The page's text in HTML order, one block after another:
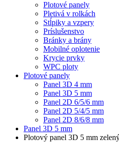
Plotové panely
Pletivá v rolkách
Stĺpiky a vzpery
Príslušenstvo
Bránky a brány
Mobilné oplotenie
Krycie prvky
WPC ploty
Plotové panely
Panel 3D 4 mm
Panel 3D 5 mm
Panel 2D 6/5/6 mm
Panel 2D 5/4/5 mm
Panel 2D 8/6/8 mm
Panel 3D 5 mm
Plotový panel 3D 5 mm